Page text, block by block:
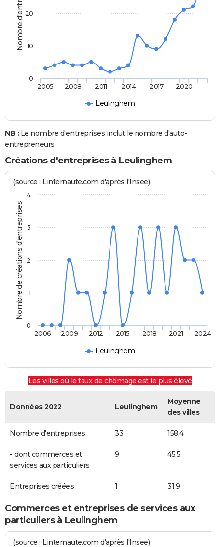
Leulinghem
2005 2008 2011 2014 2017 2020
0
10
20
NB : Le nombre d'entreprises inclut le nombre d'auto-
entrepreneurs.
Créations d'entreprises à Leulinghem
Nombre de créations d'entreprises
(source : Linternaute.com d'après l'Insee)
Leulinghem
2006 2009 2012 2015 2018 2021 2024
0
1
2
3
4
Les villes où le taux de chômage est le plus élevé
Données 2022 Leulinghem
Moyenne
des villes
Nombre d'entreprises 33 158,4
- dont commerces et
services aux particuliers
9 45,5
Entreprises créées 1 31,9
Commerces et entreprises de services aux
particuliers à Leulinghem
(source : Linternaute.com d'après l'Insee)